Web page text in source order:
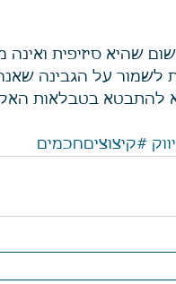
שהיא סיזיפית ואינה
לשמור על הגבינה
להתבטא בטבלאות
#קיצוציםחכמים